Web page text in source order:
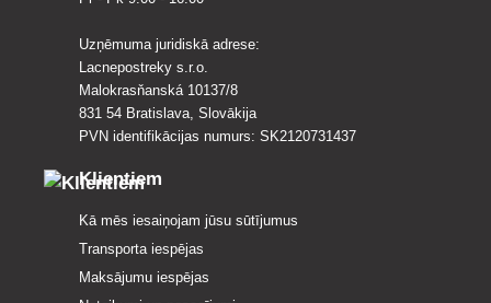
Uzņēmuma juridiskā adrese:
Lacnepostreky s.r.o.
Malokrasňanská 10137/8
831 54 Bratislava, Slovākija
PVN identifikācijas numurs: SK2120731437
Klientiem
Kā mēs iesaiņojam jūsu sūtījumus
Transporta iespējas
Maksājumu iespējas